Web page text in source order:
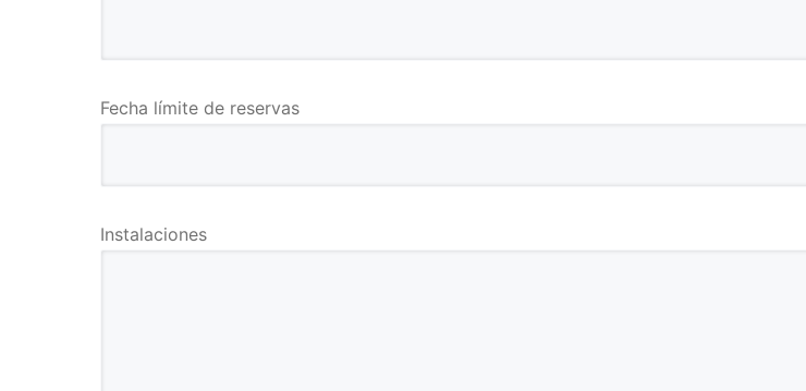
Fecha límite de reservas
Instalaciones